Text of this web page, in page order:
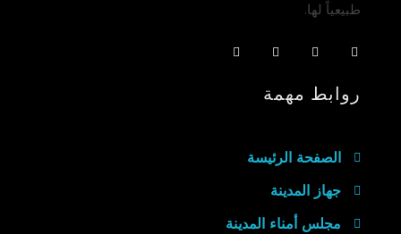
طبيعياً لها.
روابط مهمة
الصفحة الرئيسة
جهاز المدينة
مجلس أمناء المدينة